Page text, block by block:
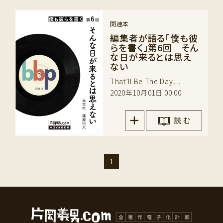
関連本
編集者が語る「僕も彼
らを書く」第6回 そん
な日が来るとは思え
ない
That’ll Be The Day…
2020年10月01日 00:00
読 む
1